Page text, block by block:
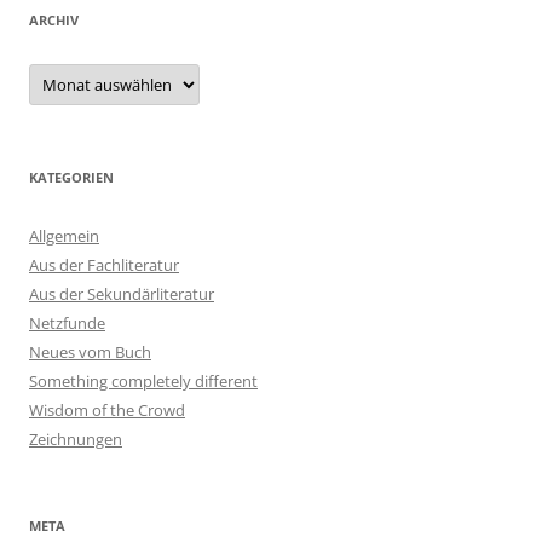
ARCHIV
Archiv
KATEGORIEN
Allgemein
Aus der Fachliteratur
Aus der Sekundärliteratur
Netzfunde
Neues vom Buch
Something completely different
Wisdom of the Crowd
Zeichnungen
META